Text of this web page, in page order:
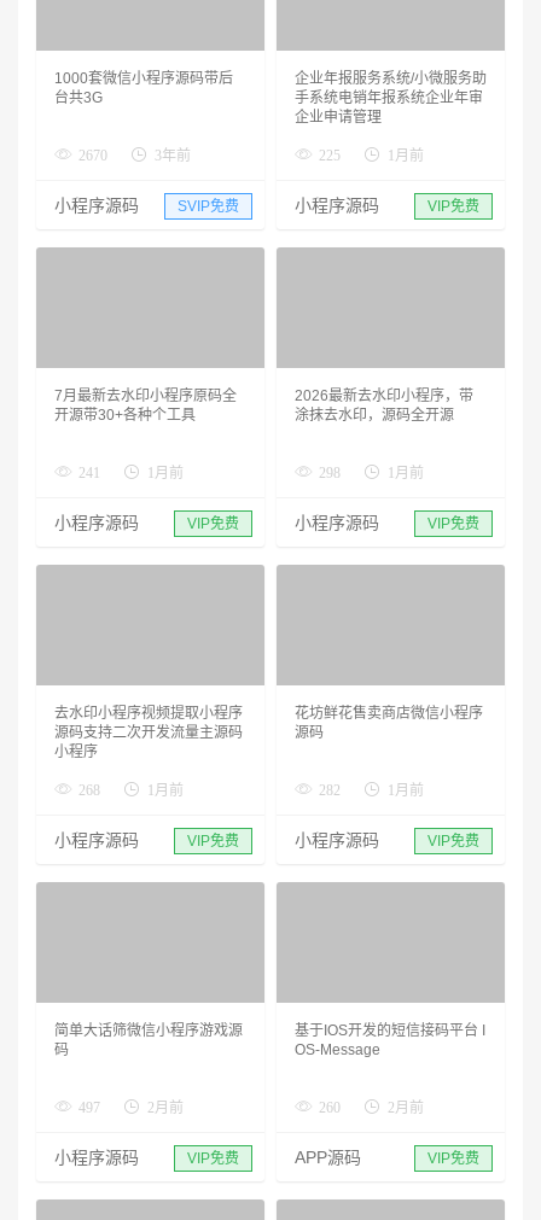
1000套微信小程序源码带后
台共3G
2670 3年前
小程序源码 SVIP免费
企业年报服务系统/小微服务助
手系统电销年报系统企业年审
企业申请管理
225 1月前
小程序源码 VIP免费
7月最新去水印小程序原码全
开源带30+各种个工具
241 1月前
小程序源码 VIP免费
2026最新去水印小程序，带
涂抹去水印，源码全开源
298 1月前
小程序源码 VIP免费
去水印小程序视频提取小程序
源码支持二次开发流量主源码
小程序
268 1月前
小程序源码 VIP免费
花坊鲜花售卖商店微信小程序
源码
282 1月前
小程序源码 VIP免费
简单大话筛微信小程序游戏源
码
497 2月前
小程序源码 VIP免费
基于IOS开发的短信接码平台 I
OS-Message
260 2月前
APP源码 VIP免费